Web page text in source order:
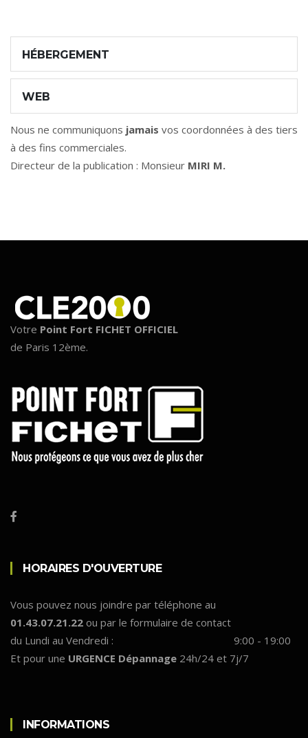
HÉBERGEMENT
WEB
Nous ne communiquons jamais vos coordonnées à des tiers
à des fins commerciales.
Directeur de la publication : Monsieur MIRI M.
Votre Point Fort FICHET OFFICIEL
de Paris 12ème.
HORAIRES D'OUVERTURE
Vous pouvez nous joindre par téléphone au
01.43.07.21.22 ou par le formulaire de contact
du Lundi au Vendredi :
9:00 - 19:00
Et pour une URGENCE Dépannage 24h/24 et 7j/7
INFORMATIONS